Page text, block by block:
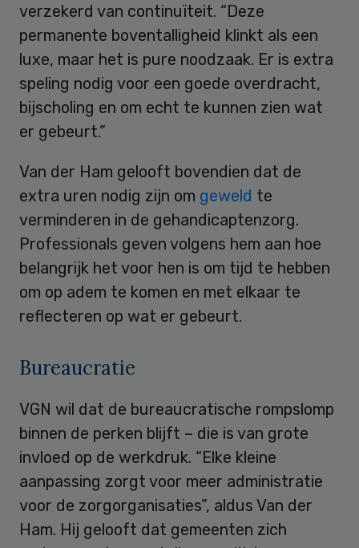
verzekerd van continuïteit. “Deze
permanente boventalligheid klinkt als een
luxe, maar het is pure noodzaak. Er is extra
speling nodig voor een goede overdracht,
bijscholing en om echt te kunnen zien wat
er gebeurt.”
Van der Ham gelooft bovendien dat de
extra uren nodig zijn om geweld te
verminderen in de gehandicaptenzorg.
Professionals geven volgens hem aan hoe
belangrijk het voor hen is om tijd te hebben
om op adem te komen en met elkaar te
reflecteren op wat er gebeurt.
Bureaucratie
VGN wil dat de bureaucratische rompslomp
binnen de perken blijft – die is van grote
invloed op de werkdruk. “Elke kleine
aanpassing zorgt voor meer administratie
voor de zorgorganisaties”, aldus Van der
Ham. Hij gelooft dat gemeenten zich